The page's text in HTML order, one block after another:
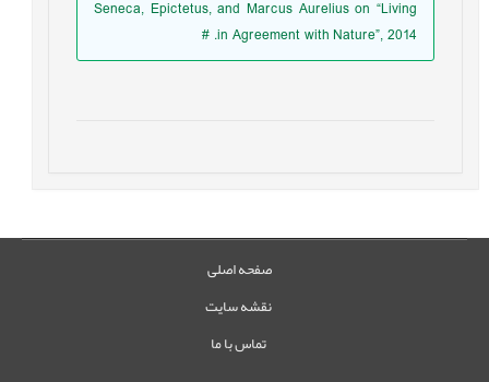
Seneca, Epictetus, and Marcus Aurelius on “Living
in Agreement with Nature”, 2014. #
صفحه اصلی
نقشه سایت
تماس با ما